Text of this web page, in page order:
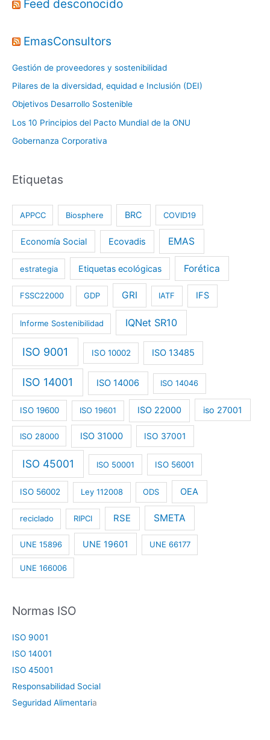
Feed desconocido
EmasConsultors
Gestión de proveedores y sostenibilidad
Pilares de la diversidad, equidad e Inclusión (DEI)
Objetivos Desarrollo Sostenible
Los 10 Principios del Pacto Mundial de la ONU
Gobernanza Corporativa
Etiquetas
APPCC Biosphere BRC COVID19
Economía Social Ecovadis EMAS
estrategia Etiquetas ecológicas Forética
FSSC22000 GDP GRI IATF IFS
Informe Sostenibilidad IQNet SR10
ISO 9001 ISO 10002 ISO 13485
ISO 14001 ISO 14006 ISO 14046
ISO 19600 ISO 19601 ISO 22000 iso 27001
ISO 28000 ISO 31000 ISO 37001
ISO 45001 ISO 50001 ISO 56001
ISO 56002 Ley 112008 ODS OEA
reciclado RIPCI RSE SMETA
UNE 15896 UNE 19601 UNE 66177
UNE 166006
Normas ISO
ISO 9001
ISO 14001
ISO 45001
Responsabilidad Social
Seguridad Alimentaria